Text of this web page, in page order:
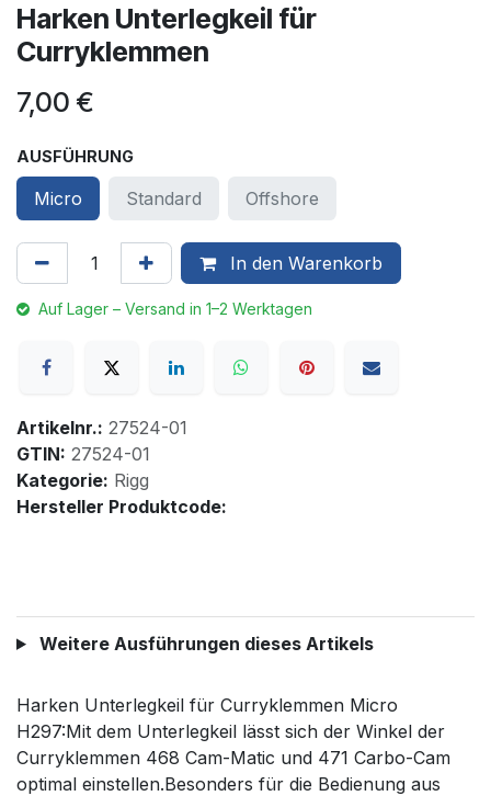
Harken Unterlegkeil für
Curryklemmen
7,00 €
AUSFÜHRUNG
Micro Standard Offshore
In den Warenkorb
Auf Lager – Versand in 1–2 Werktagen
Artikelnr.: 27524-01
GTIN: 27524-01
Kategorie: Rigg
Hersteller Produktcode:
Weitere Ausführungen dieses Artikels
Harken Unterlegkeil für Curryklemmen Micro
H297:Mit dem Unterlegkeil lässt sich der Winkel der
Curryklemmen 468 Cam-Matic und 471 Carbo-Cam
optimal einstellen.Besonders für die Bedienung aus